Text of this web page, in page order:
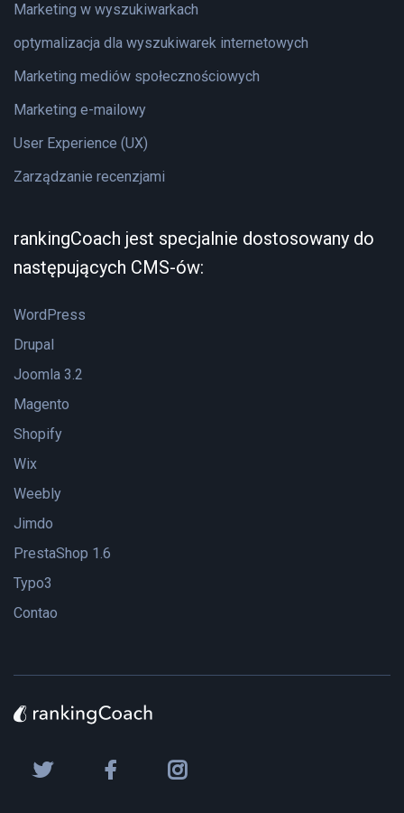
Marketing w wyszukiwarkach
optymalizacja dla wyszukiwarek internetowych
Marketing mediów społecznościowych
Marketing e-mailowy
User Experience (UX)
Zarządzanie recenzjami
rankingCoach jest specjalnie dostosowany do
następujących CMS-ów:
WordPress
Drupal
Joomla 3.2
Magento
Shopify
Wix
Weebly
Jimdo
PrestaShop 1.6
Typo3
Contao